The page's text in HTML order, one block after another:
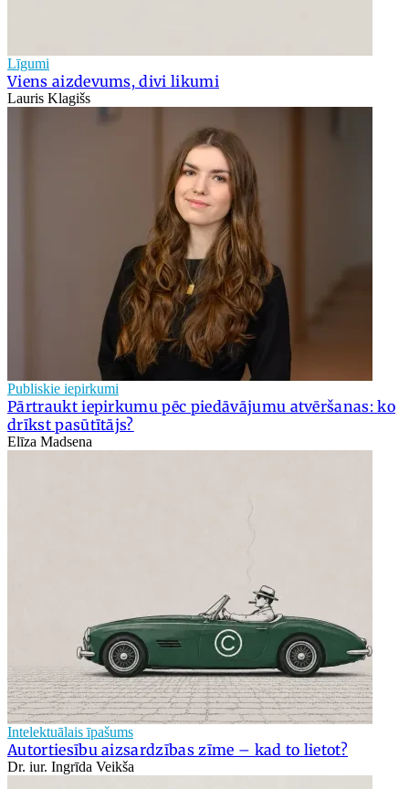
Līgumi
Viens aizdevums, divi likumi
Lauris Klagišs
Publiskie iepirkumi
Pārtraukt iepirkumu pēc piedāvājumu atvēršanas: ko
drīkst pasūtītājs?
Elīza Madsena
Intelektuālais īpašums
Autortiesību aizsardzības zīme – kad to lietot?
Dr. iur. Ingrīda Veikša